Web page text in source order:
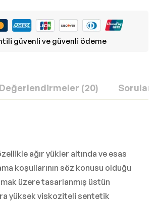
güvenli ve güvenli ödeme
Değerlendirmeler (20) Sorular
ağır yükler altında ve esas
koşullarının söz konusu olduğu
üzere tasarlanmış üstün
yüksek viskoziteli sentetik